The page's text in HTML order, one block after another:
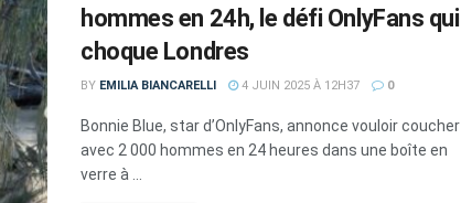
hommes en 24h, le défi OnlyFans qui
choque Londres
BY EMILIA BIANCARELLI 4 JUIN 2025 À 12H37 0
Bonnie Blue, star d’OnlyFans, annonce vouloir coucher
avec 2 000 hommes en 24 heures dans une boîte en
verre à ...